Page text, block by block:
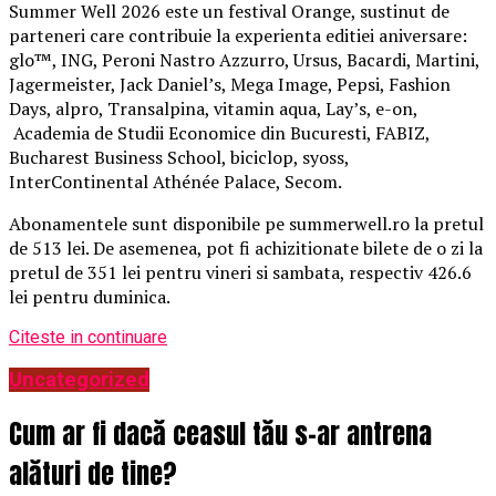
Summer Well 2026 este un festival Orange, sustinut de
parteneri care contribuie la experienta editiei aniversare:
glo™, ING, Peroni Nastro Azzurro, Ursus, Bacardi, Martini,
Jagermeister, Jack Daniel’s, Mega Image, Pepsi, Fashion
Days, alpro, Transalpina, vitamin aqua, Lay’s, e-on,
Academia de Studii Economice din Bucuresti, FABIZ,
Bucharest Business School, biciclop, syoss,
InterContinental Athénée Palace, Secom.
Abonamentele sunt disponibile pe summerwell.ro la pretul
de 513 lei. De asemenea, pot fi achizitionate bilete de o zi la
pretul de 351 lei pentru vineri si sambata, respectiv 426.6
lei pentru duminica.
Citeste in continuare
Uncategorized
Cum ar fi dacă ceasul tău s-ar antrena
alături de tine?